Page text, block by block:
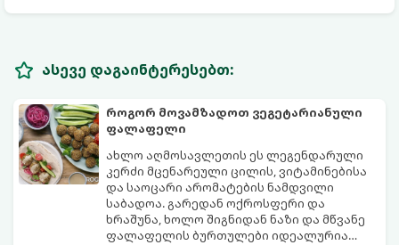
ასევე დაგაინტერესებთ:
როგორ მოვამზადოთ ვეგეტარიანული
ფალაფელი
ახლო აღმოსავლეთის ეს ლეგენდარული
კერძი მცენარეული ცილის, ვიტამინებისა
და საოცარი არომატების ნამდვილი
საბადოა. გარედან ოქროსფერი და
ხრაშუნა, ხოლო შიგნიდან ნაზი და მწვანე
ფალაფელის ბურთულები იდეალურია